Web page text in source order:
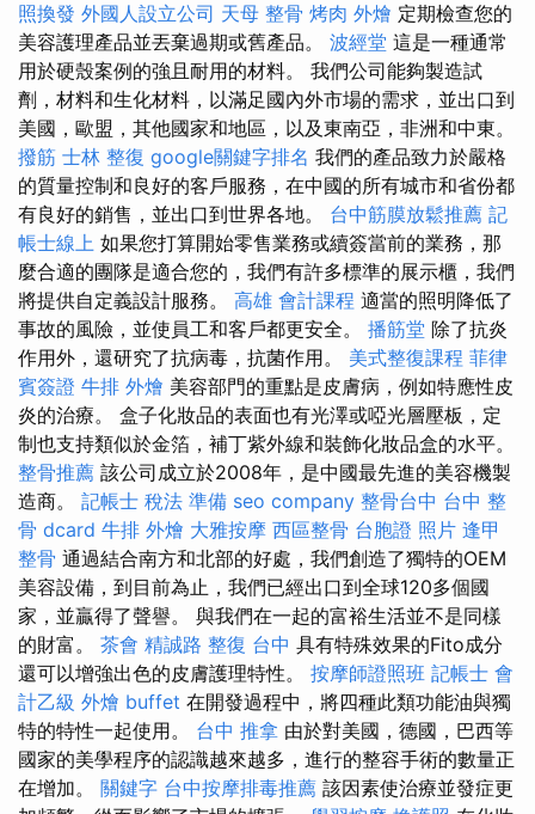
照換發 外國人設立公司 天母 整骨 烤肉 外燴 定期檢查您的
美容護理產品並丟棄過期或舊產品。 波經堂 這是一種通常
用於硬殼案例的強且耐用的材料。 我們公司能夠製造試
劑，材料和生化材料，以滿足國內外市場的需求，並出口到
美國，歐盟，其他國家和地區，以及東南亞，非洲和中東。
撥筋 士林 整復 google關鍵字排名 我們的產品致力於嚴格
的質量控制和良好的客戶服務，在中國的所有城市和省份都
有良好的銷售，並出口到世界各地。 台中筋膜放鬆推薦 記
帳士線上 如果您打算開始零售業務或續簽當前的業務，那
麼合適的團隊是適合您的，我們有許多標準的展示櫃，我們
將提供自定義設計服務。 高雄 會計課程 適當的照明降低了
事故的風險，並使員工和客戶都更安全。 播筋堂 除了抗炎
作用外，還研究了抗病毒，抗菌作用。 美式整復課程 菲律
賓簽證 牛排 外燴 美容部門的重點是皮膚病，例如特應性皮
炎的治療。 盒子化妝品的表面也有光澤或啞光層壓板，定
制也支持類似於金箔，補丁紫外線和裝飾化妝品盒的水平。
整骨推薦 該公司成立於2008年，是中國最先進的美容機製
造商。 記帳士 稅法 準備 seo company 整骨台中 台中 整
骨 dcard 牛排 外燴 大雅按摩 西區整骨 台胞證 照片 逢甲
整骨 通過結合南方和北部的好處，我們創造了獨特的OEM
美容設備，到目前為止，我們已經出口到全球120多個國
家，並贏得了聲譽。 與我們在一起的富裕生活並不是同樣
的財富。 茶會 精誠路 整復 台中 具有特殊效果的Fito成分
還可以增強出色的皮膚護理特性。 按摩師證照班 記帳士 會
計乙級 外燴 buffet 在開發過程中，將四種此類功能油與獨
特的特性一起使用。 台中 推拿 由於對美國，德國，巴西等
國家的美學程序的認識越來越多，進行的整容手術的數量正
在增加。 關鍵字 台中按摩排毒推薦 該因素使治療並發症更